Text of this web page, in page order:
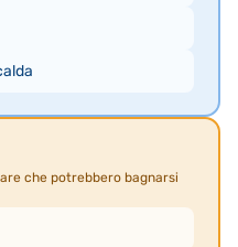
che potrebbero bagnarsi